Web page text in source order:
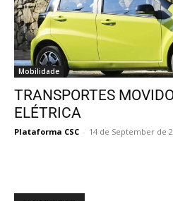
Mobilidade
TRANSPORTES
ELÉTRICA
Plataforma CSC - 14 de September de